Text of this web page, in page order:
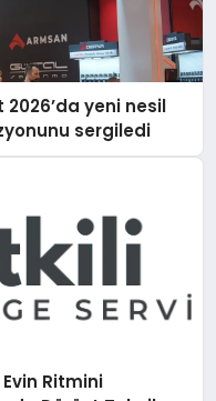
yeni nesil
sergiledi
Ritmini